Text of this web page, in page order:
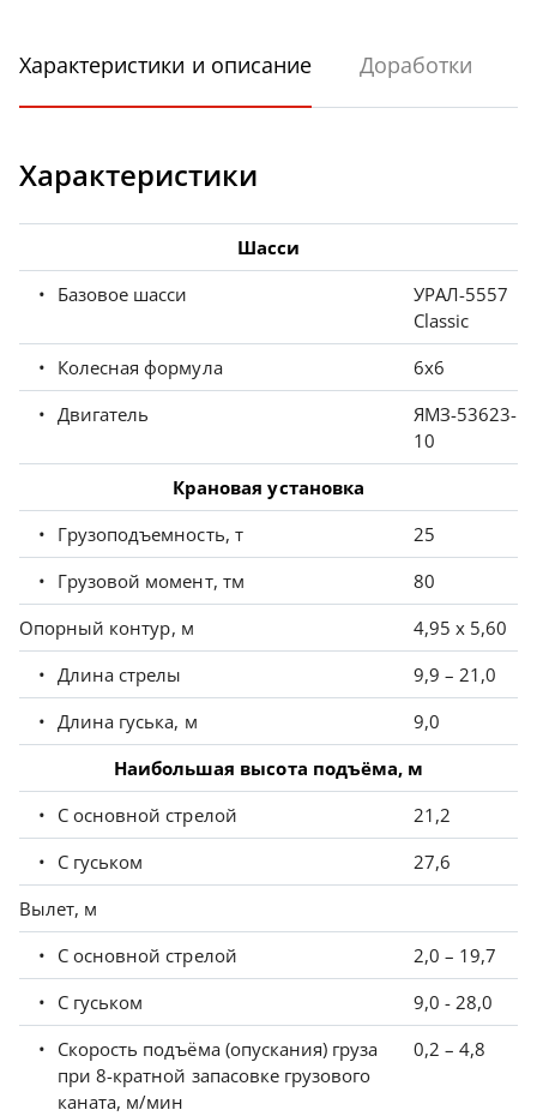
Характеристики и описание Доработки
Характеристики
Шасси
Базовое шасси
УРАЛ-5557
Classic
Колесная формула
6x6
Двигатель
ЯМЗ-53623-
10
Крановая установка
Грузоподъемность, т
25
Грузовой момент, тм
80
Опорный контур, м
4,95 х 5,60
Длина стрелы
9,9 – 21,0
Длина гуська, м
9,0
Наибольшая высота подъёма, м
С основной стрелой
21,2
С гуськом
27,6
Вылет, м
С основной стрелой
2,0 – 19,7
С гуськом
9,0 - 28,0
Скорость подъёма (опускания) груза
при 8-кратной запасовке грузового
каната, м/мин
0,2 – 4,8